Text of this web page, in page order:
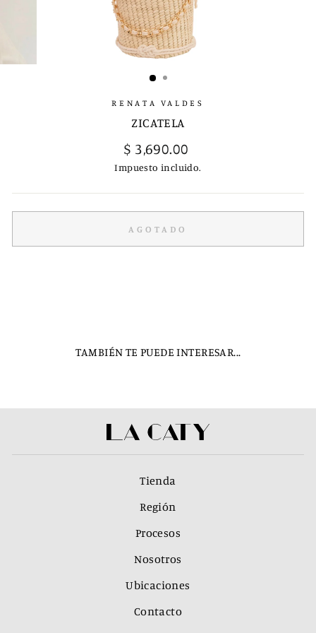
RENATA VALDES
ZICATELA
Precio
habitual
$ 3,690.00
Impuesto incluido.
AGOTADO
TAMBIÉN TE PUEDE INTERESAR...
Tienda
Región
Procesos
Nosotros
Ubicaciones
Contacto